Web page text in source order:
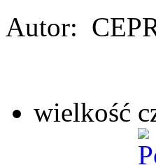
Autor:
wielkość